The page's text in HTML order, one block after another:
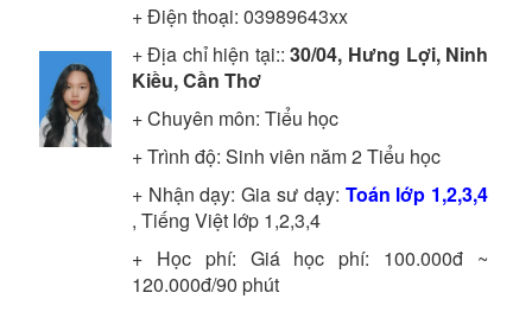
+ Điện thoại: 03989643xx
+ Địa chỉ hiện tại::30/04, Hưng Lợi, Ninh
Kiều, Cần Thơ
+ Chuyên môn: Tiểu học
+ Trình độ: Sinh viên năm 2Tiểu học
+ Nhận dạy: Gia sư dạy: Toán lớp 1,2,3,4
, Tiếng Việt lớp 1,2,3,4
+ Học phí: Giá học phí: 100.000đ ~
120.000đ/90 phút